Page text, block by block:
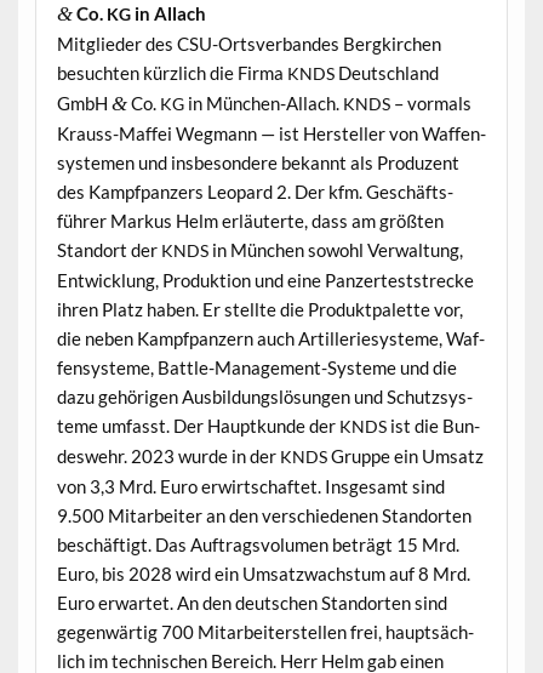
&Co. KGin Allach
Mit­glieder des CSU-Ortsver­ban­des Bergkirchen
besucht­en kür­zlich die Fir­ma KNDSDeutsch­land
GmbH &Co. KGin München-Allach. KNDS– vor­mals
Krauss-Maf­fei Weg­mann — ist Her­steller von Waf­fen­
sys­te­men und ins­beson­dere bekan­nt als Pro­duzent
des Kampf­panz­ers Leop­ard 2. Der kfm. Geschäfts­
führer Markus Helm erläuterte, dass am größten
Stan­dort der KNDSin München sowohl Ver­wal­tung,
Entwick­lung, Pro­duk­tion und eine Panz­ertest­strecke
ihren Platz haben. Er stellte die Pro­duk­t­palette vor,
die neben Kampf­panz­ern auch Artilleriesys­teme, Waf­
fen­sys­teme, Bat­tle-Man­age­ment-Sys­teme und die
dazu gehöri­gen Aus­bil­dungslö­sun­gen und Schutzsys­
teme umfasst. Der Haup­tkunde der KNDSist die Bun­
deswehr. 2023 wurde in der KNDSGruppe ein Umsatz
von 3,3 Mrd. Euro erwirtschaftet. Ins­ge­samt sind
9.500 Mitar­beit­er an den ver­schiede­nen Stan­dorten
beschäftigt. Das Auf­tragsvol­u­men beträgt 15 Mrd.
Euro, bis 2028 wird ein Umsatzwach­s­tum auf 8 Mrd.
Euro erwartet. An den deutschen Stan­dorten sind
gegen­wär­tig 700 Mitar­beit­er­stellen frei, haupt­säch­
lich im tech­nis­chen Bere­ich. Herr Helm gab einen